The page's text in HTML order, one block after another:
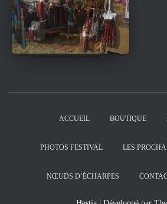
ACCUEIL BOUTIQUE
PHOTOS FESTIVAL LES
NŒUDS D’ÉCHARPES